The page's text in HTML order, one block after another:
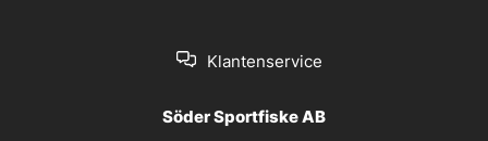
Klantenservice
Söder Sportfiske AB